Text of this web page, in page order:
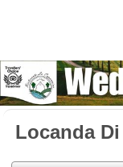
Locanda